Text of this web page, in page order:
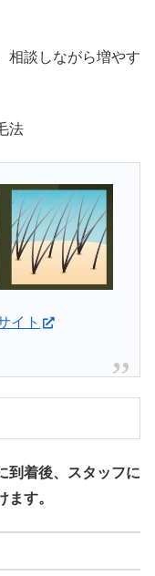
相談しながら増やす
法
イト
到着後、スタッフに
す。